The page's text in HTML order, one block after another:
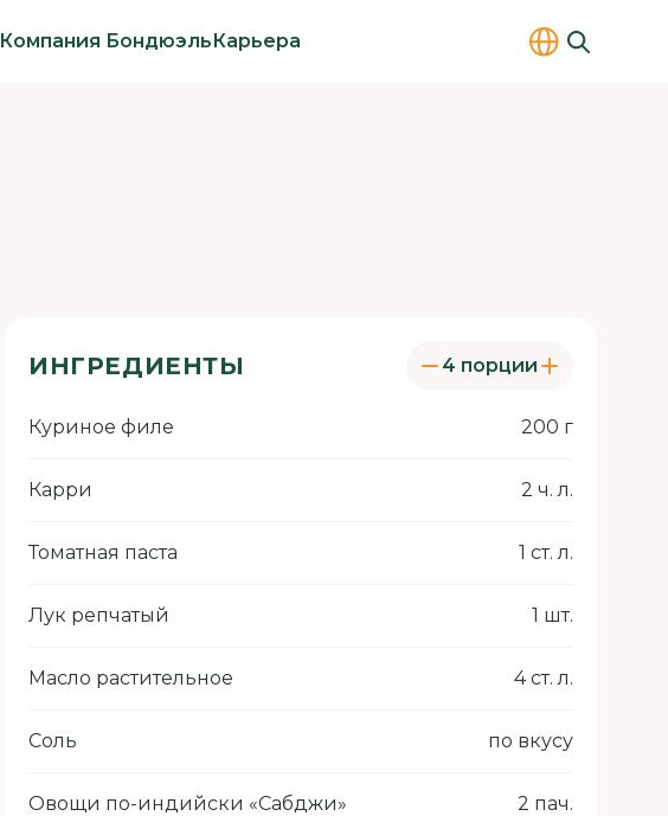
Компания БондюэльКарьера
ИНГРЕДИЕНТЫ 4 порции
Куриное филе 200 г
Карри 2 ч. л.
Томатная паста 1 ст. л.
Лук репчатый 1 шт.
Масло растительное 4 ст. л.
Соль по вкусу
Овощи по-индийски «Сабджи» 2 пач.